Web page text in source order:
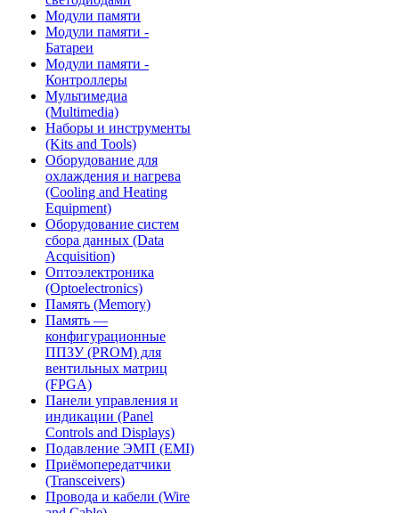
Модули памяти
Модули памяти -
Батареи
Модули памяти -
Контроллеры
Мультимедиа
(Multimedia)
Наборы и инструменты
(Kits and Tools)
Оборудование для
охлаждения и нагрева
(Cooling and Heating
Equipment)
Оборудование систем
сбора данных (Data
Acquisition)
Оптоэлектроника
(Optoelectronics)
Память (Memory)
Память —
конфигурационные
ППЗУ (PROM) для
вентильных матриц
(FPGA)
Панели управления и
индикации (Panel
Controls and Displays)
Подавление ЭМП (EMI)
Приёмопередатчики
(Transceivers)
Провода и кабели (Wire